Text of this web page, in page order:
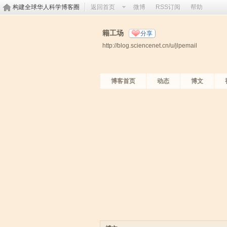
构建全球华人科学博客圈 返回首页 微博 RSS订阅 帮助
籍工场 分享
http://blog.sciencenet.cn/u/jlpemail
博客首页 动态 博文